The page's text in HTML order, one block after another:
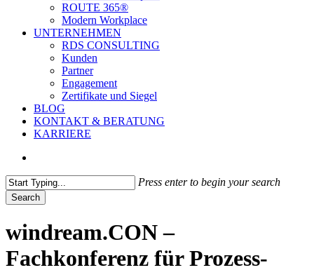
ROUTE 365®
Modern Workplace
UNTERNEHMEN
RDS CONSULTING
Kunden
Partner
Engagement
Zertifikate und Siegel
BLOG
KONTAKT & BERATUNG
KARRIERE
Press enter to begin your search
Search
Search
windream.CON –
Fachkonferenz für Prozess-